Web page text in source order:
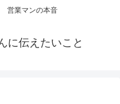
営業マンの本音
伝えたいこと